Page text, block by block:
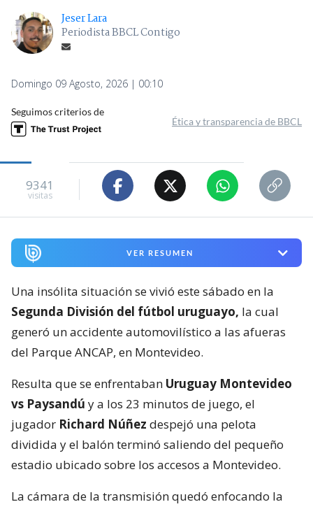
Jeser Lara
Periodista BBCL Contigo
Domingo 09 Agosto, 2026 | 00:10
Seguimos criterios de
Ética y transparencia de BBCL
9341
visitas
VER RESUMEN
Una insólita situación se vivió este sábado en la
Segunda División del fútbol uruguayo, la cual
generó un accidente automovilístico a las afueras
del Parque ANCAP, en Montevideo.
Resulta que se enfrentaban Uruguay Montevideo
vs Paysandú y a los 23 minutos de juego, el
jugador Richard Núñez despejó una pelota
dividida y el balón terminó saliendo del pequeño
estadio ubicado sobre los accesos a Montevideo.
La cámara de la transmisión quedó enfocando la